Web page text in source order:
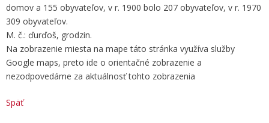
domov a 155 obyvateľov, v r. 1900 bolo 207 obyvateľov, v r. 1970
309 obyvateľov.
M. č.: ďurďoš, grodzin.
Na zobrazenie miesta na mape táto stránka využíva služby
Google maps, preto ide o orientačné zobrazenie a
nezodpovedáme za aktuálnosť tohto zobrazenia
Späť